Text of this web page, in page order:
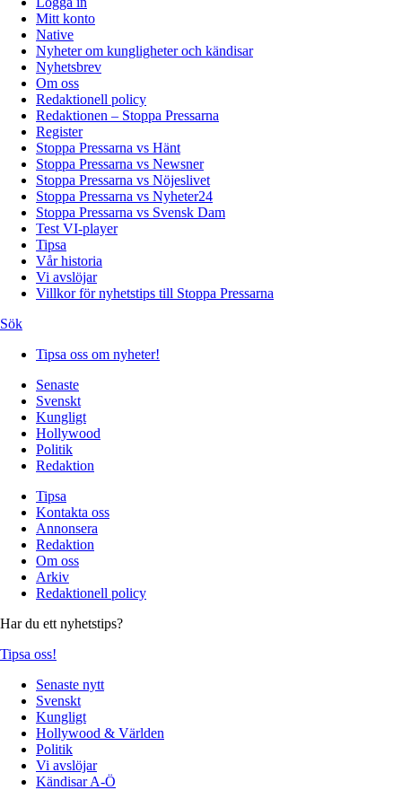
Mitt konto
Native
Nyheter om kungligheter och kändisar
Nyhetsbrev
Om oss
Redaktionell policy
Redaktionen – Stoppa Pressarna
Register
Stoppa Pressarna vs Hänt
Stoppa Pressarna vs Newsner
Stoppa Pressarna vs Nöjeslivet
Stoppa Pressarna vs Nyheter24
Stoppa Pressarna vs Svensk Dam
Test VI-player
Tipsa
Vår historia
Vi avslöjar
Villkor för nyhetstips till Stoppa Pressarna
Sök
Tipsa oss om nyheter!
Senaste
Svenskt
Kungligt
Hollywood
Politik
Redaktion
Tipsa
Kontakta oss
Annonsera
Redaktion
Om oss
Arkiv
Redaktionell policy
Har du ett nyhetstips?
Tipsa oss!
Senaste nytt
Svenskt
Kungligt
Hollywood & Världen
Politik
Vi avslöjar
Kändisar A-Ö